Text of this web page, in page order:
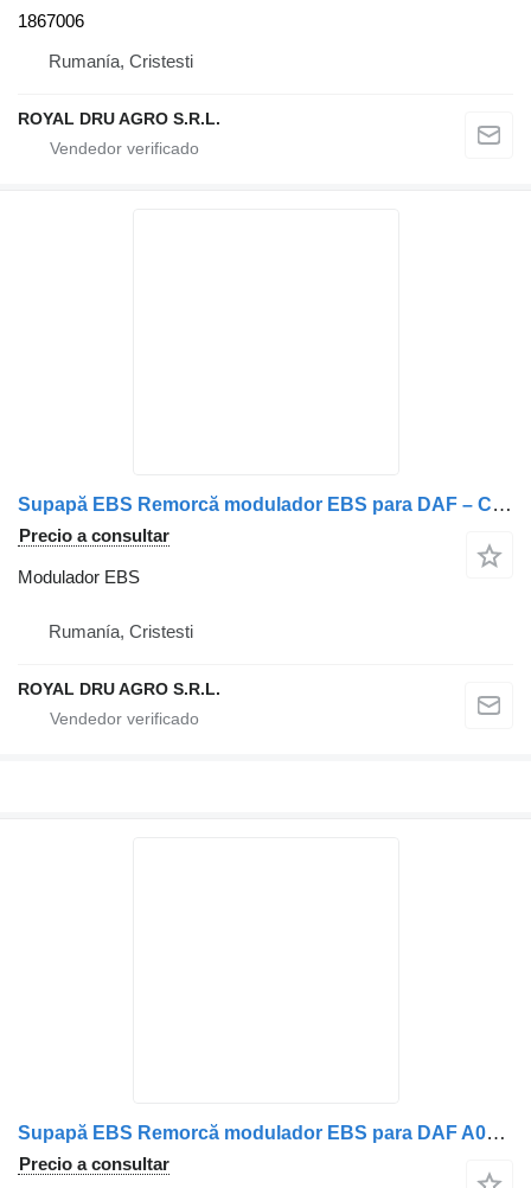
1867006
Rumanía, Cristesti
ROYAL DRU AGRO S.R.L.
Supapă EBS Remorcă modulador EBS para DAF – Coduri: A0004319413, A0004318913, 1601034, 41211417, 81523016208, 81523016216, 13115695, 1935136 camión
Precio a consultar
Modulador EBS
Rumanía, Cristesti
ROYAL DRU AGRO S.R.L.
Supapă EBS Remorcă modulador EBS para DAF A0004319413 A0004318913 1601034 41211417 81523016208 81523016216 0004319413 0004318913 13115695 1935136 A00043187112 camión
Precio a consultar